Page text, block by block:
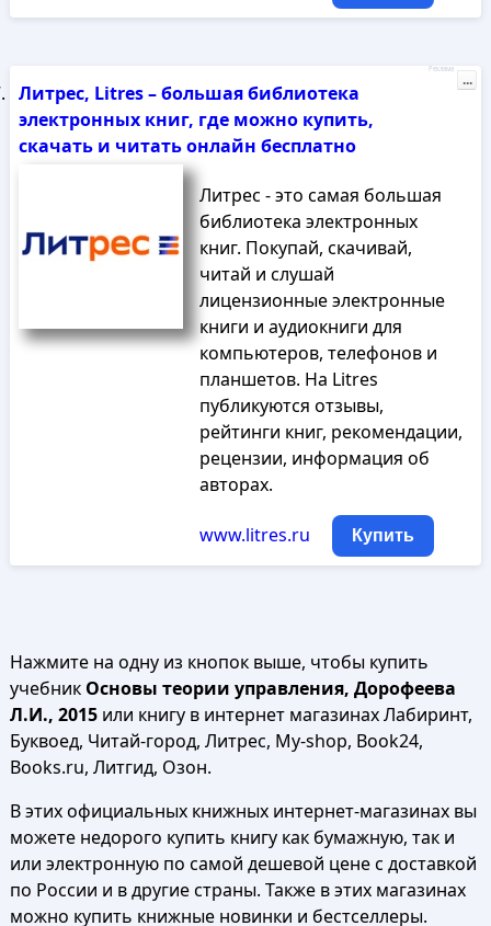
Литрес, Litres – большая библиотека
электронных книг, где можно купить,
скачать и читать онлайн бесплатно
Литрес - это самая большая
библиотека электронных
книг. Покупай, скачивай,
читай и слушай
лицензионные электронные
книги и аудиокниги для
компьютеров, телефонов и
планшетов. На Litres
публикуются отзывы,
рейтинги книг, рекомендации,
рецензии, информация об
авторах.
www.litres.ru Купить
Реклама
...
Нажмите на одну из кнопок выше, чтобы купить
учебник Основы теории управления, Дорофеева
Л.И., 2015или книгу в интернет магазинах Лабиринт,
Буквоед, Читай-город, Литрес, My-shop, Book24,
Books.ru, Литгид, Озон.
В этих официальных книжных интернет-магазинах вы
можете недорого купить книгу как бумажную, так и
или электронную по самой дешевой цене с доставкой
по России и в другие страны. Также в этих магазинах
можно купить книжные новинки и бестселлеры.